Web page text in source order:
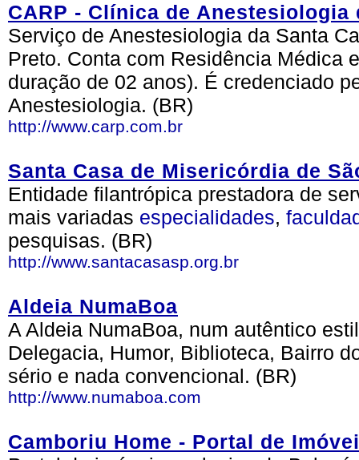
CARP - Clínica de Anestesiologia
Serviço de Anestesiologia da Santa
Preto. Conta com Residência Médica
duração de 02 anos). É credenciado
Anestesiologia. (BR)
http://www.carp.com.br
Santa Casa de Misericórdia de
Entidade filantrópica prestadora de
mais variadas especialidades,
pesquisas. (BR)
http://www.santacasasp.org.br
Aldeia NumaBoa
A Aldeia NumaBoa, num autêntico
Delegacia, Humor, Biblioteca, Bairro
sério e nada convencional. (BR)
http://www.numaboa.com
Camboriu Home - Portal de